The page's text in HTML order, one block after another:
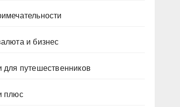
и бизнес
для путешественников
плюс